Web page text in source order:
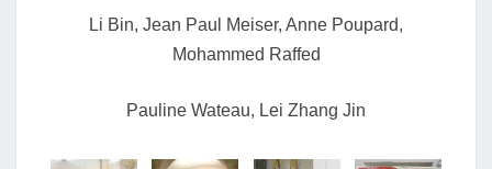
Li Bin, Jean Paul Meiser, Anne Poupard,
Mohammed Raffed
Pauline Wateau, Lei Zhang Jin